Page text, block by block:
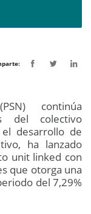
continúa
del colectivo
desarrollo de
ha lanzado
unit linked con
que otorga una
del 7,29%